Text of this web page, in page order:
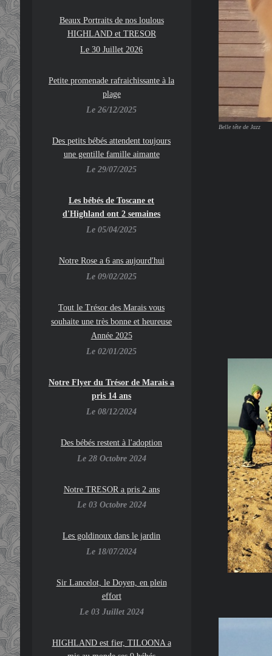
Belle tête de Jazz
Beaux Portraits de nos loulous
HIGHLANDet TRESOR
Le 30 Juillet 2026
Petite promenade rafraichissante à la
plage
Le 26/12/2025
Des petits bébés attendent toujours
une gentille famille aimante
Le 29/07/2025
Les bébés de Toscane et
d'Highland ont 2 semaines
Le 05/04/2025
Notre Rose a 6 ans aujourd'hui
Le 09/02/2025
Tout le Trésor des Marais vous
souhaite une très bonne et heureuse
Année 2025
Le 02/01/2025
Notre Flyer du Trésor de Marais a
pris 14 ans
Le 08/12/2024
Des bébés restent à l'adoption
Le 28 Octobre 2024
Notre TRESOR a pris 2 ans
Le 03 Octobre 2024
Les goldinoux dans le jardin
Le 18/07/2024
Sir Lancelot, le Doyen, en plein
effort
Le 03 Juillet 2024
HIGHLAND est fier, TILOONA a